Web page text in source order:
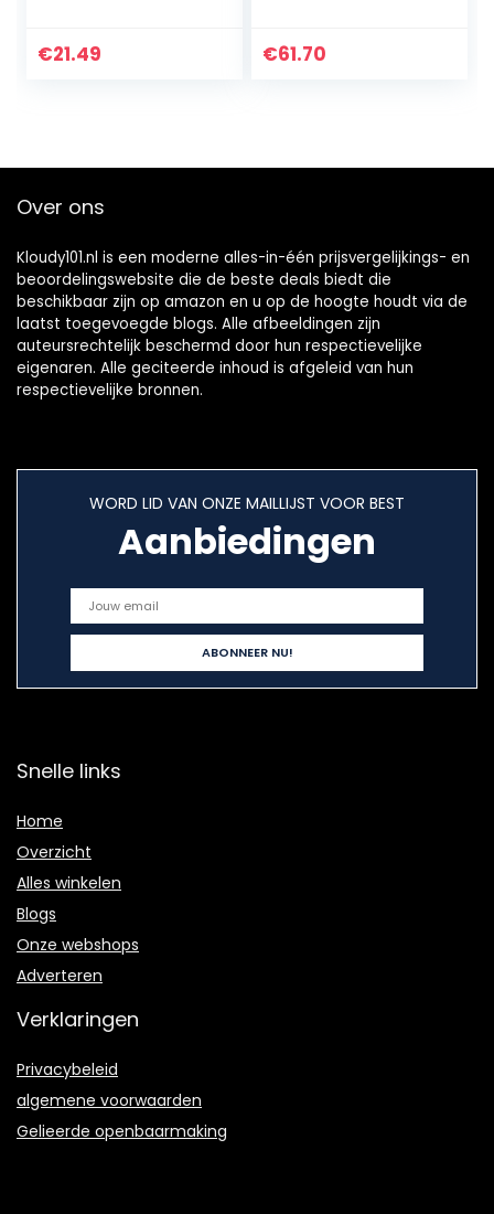
zweetbestendige
€21.49
met intelligente
€61.70
Over ons
Kloudy101.nl is een moderne alles-in-één prijsvergelijkings- en
beoordelingswebsite die de beste deals biedt die
beschikbaar zijn op amazon en u op de hoogte houdt via de
laatst toegevoegde blogs. Alle afbeeldingen zijn
auteursrechtelijk beschermd door hun respectievelijke
eigenaren. Alle geciteerde inhoud is afgeleid van hun
respectievelijke bronnen.
WORD LID VAN ONZE MAILLIJST VOOR BEST
Aanbiedingen
Snelle links
Home
Overzicht
Alles winkelen
Blogs
Onze webshops
Adverteren
Verklaringen
Privacybeleid
algemene voorwaarden
Gelieerde openbaarmaking